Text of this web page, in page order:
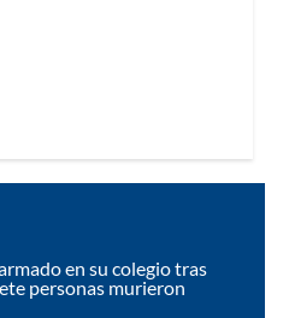
en su colegio tras
personas murieron